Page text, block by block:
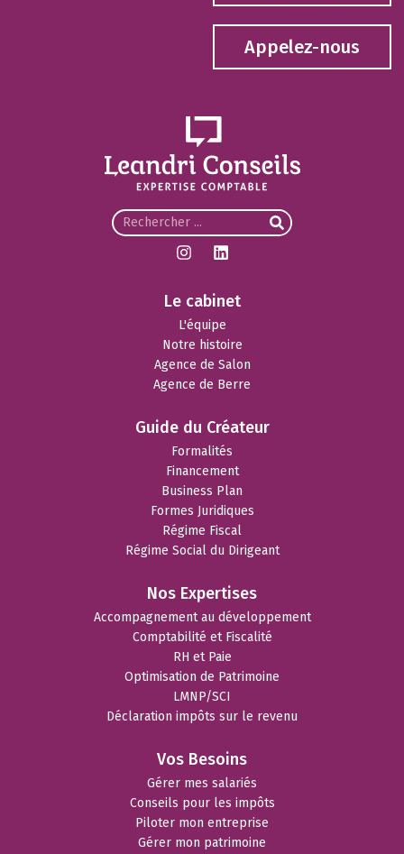
Appelez-nous
Le cabinet
L'équipe
Notre histoire
Agence de Salon
Agence de Berre
Guide du Créateur
Formalités
Financement
Business Plan
Formes Juridiques
Régime Fiscal
Régime Social du Dirigeant
Nos Expertises
Accompagnement au développement
Comptabilité et Fiscalité
RH et Paie
Optimisation de Patrimoine
LMNP/SCI
Déclaration impôts sur le revenu
Vos Besoins
Gérer mes salariés
Conseils pour les impôts
Piloter mon entreprise
Gérer mon patrimoine